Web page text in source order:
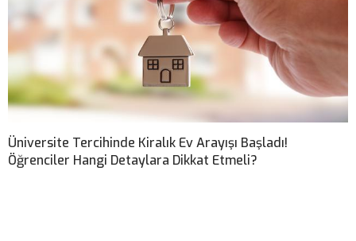
Üniversite Tercihinde Kiralık Ev Arayışı Başladı!
Öğrenciler Hangi Detaylara Dikkat Etmeli?